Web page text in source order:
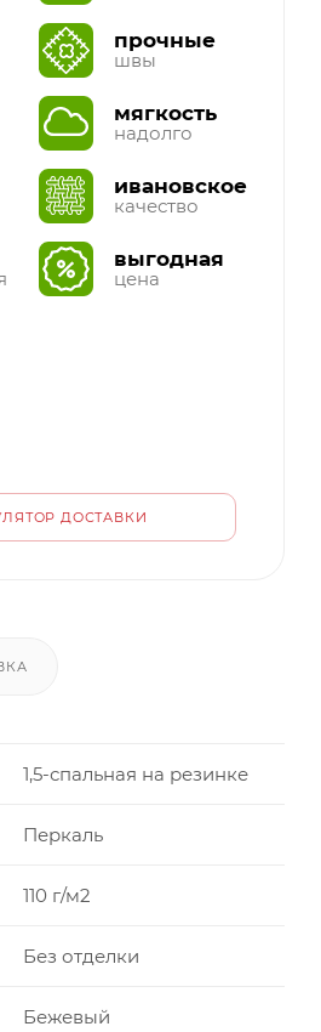
прочные
швы
мягкость
надолго
ивановское
качество
выгодная
цена
ДОСТАВКИ
1,5-спальная на резинке
Перкаль
110 г/м2
Без отделки
Бежевый